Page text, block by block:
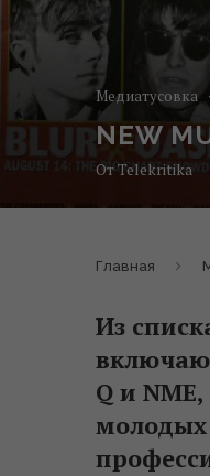
Медиатусовка
NEW
ОтTelekritika
Главная
Из
Q и
молодых